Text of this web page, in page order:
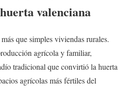
valenciana
que simples viviendas rurales.
agrícola y familiar,
tradicional que convirtió la huerta
agrícolas más fértiles del